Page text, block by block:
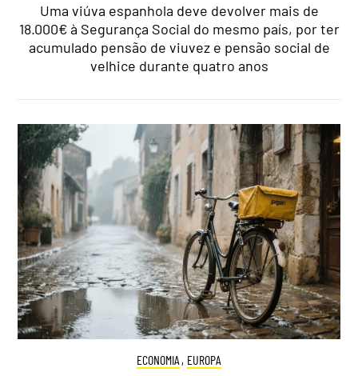
Uma viúva espanhola deve devolver mais de
18.000€ à Segurança Social do mesmo país, por ter
acumulado pensão de viuvez e pensão social de
velhice durante quatro anos
ECONOMIA , EUROPA